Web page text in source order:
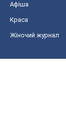
Афіша
Краса
Жіночий журнал